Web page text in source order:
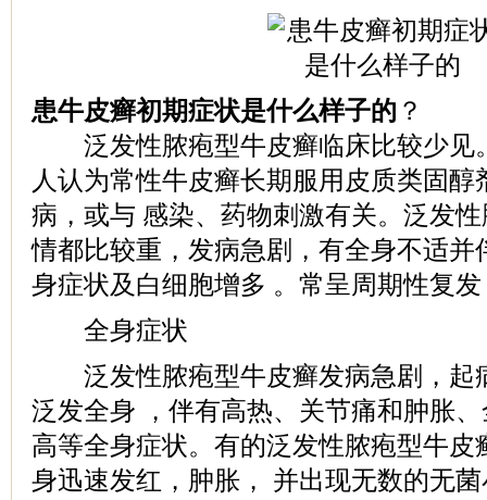
患牛皮癣初期症状是什么样子的 ？
泛发性脓疱型牛皮癣临床比较少见
人认为常性牛皮癣长期服用皮质类固
病，或与 感染、药物刺激有关。泛发
情都比较重，发病急剧，有全身不适并
身症状及白细胞增多 。常呈周期性复
全身症状
泛发性脓疱型牛皮癣发病急剧，起
泛发全身 ，伴有高热、关节痛和肿胀
高等全身症状。有的泛发性脓疱型牛皮
身迅速发红，肿胀， 并出现无数的无